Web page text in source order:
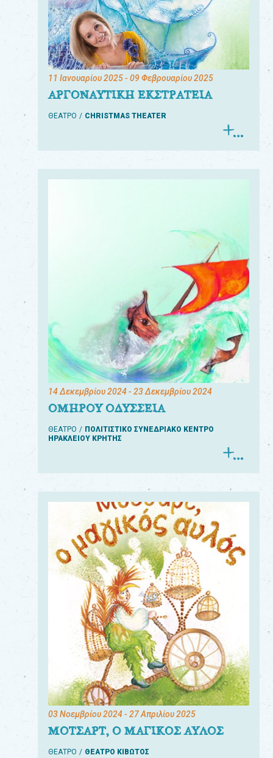
11 Ιανουαρίου 2025- 09 Φεβρουαρίου 2025
ΑΡΓΟΝΑΥΤΙΚΗ ΕΚΣΤΡΑΤΕΙΑ
ΘΕΑΤΡΟ CHRISTMAS THEATER
14 Δεκεμβρίου 2024- 23 Δεκεμβρίου 2024
ΟΜΗΡΟΥ ΟΔΥΣΣΕΙΑ
ΘΕΑΤΡΟ
ΠΟΛΙΤΙΣΤΙΚΟ ΣΥΝΕΔΡΙΑΚΟ ΚΕΝΤΡΟ
ΗΡΑΚΛΕΙΟΥ ΚΡΗΤΗΣ
03 Νοεμβρίου 2024- 27 Απριλίου 2025
ΜΟΤΣΑΡΤ, Ο ΜΑΓΙΚΟΣ ΑΥΛΟΣ
ΘΕΑΤΡΟ ΘΕΑΤΡΟ ΚΙΒΩΤΟΣ